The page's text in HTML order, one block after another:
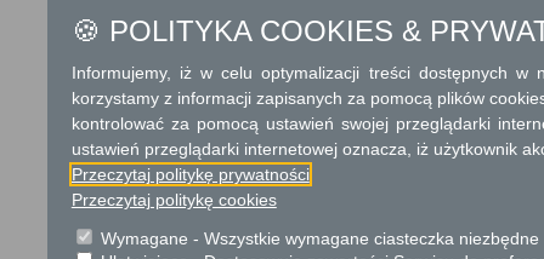
o środowisku i jego
Pełnomocnictwo w
Dowód wniesienia opłaty
Odbiorca usługi
Zmiana sposobu
🍪 POLITYKA COOKIES &
Informujemy, iż w celu optymalizacji treści dostępnych w
korzystamy z informacji zapisanych za pomocą plików
kontrolować za pomocą ustawień swojej przeglądarki
ustawień przeglądarki internetowej oznacza, iż użytkownik
Przeczytaj politykę prywatności
Przeczytaj politykę cookies
Wymagane - Wszystkie wymagane ciasteczka